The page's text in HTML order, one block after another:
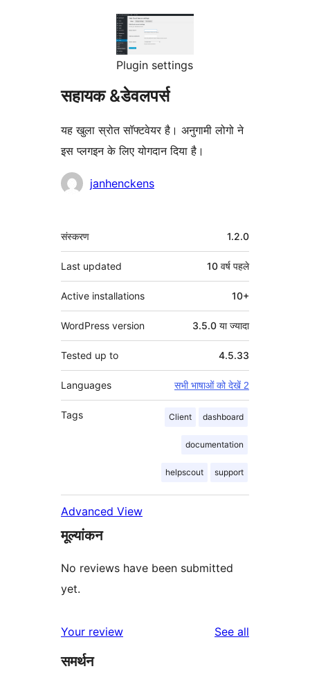
Plugin settings
सहायक &डेवलपर्स
यह खुला स्रोत सॉफ्टवेयर है। अनुगामी लोगो ने
इस प्लगइन के लिए योगदान दिया है।
योगदानकर्ताjanhenckens
मेटा
संस्करण 1.2.0
Last updated 10 वर्ष पहले
Active installations 10+
WordPress version 3.5.0 या ज्यादा
Tested up to 4.5.33
Languages सभी भाषाओं को देखें 2
Tags Client dashboard
documentation
helpscout support
Advanced View
मूल्यांकन
No reviews have been submitted
yet.
Your review See all
समर्थन